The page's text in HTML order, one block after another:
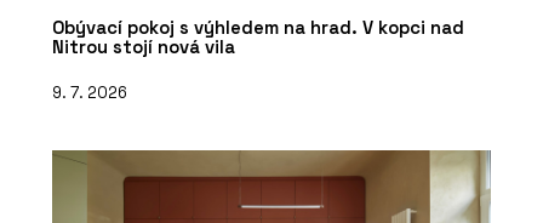
Obývací pokoj s výhledem na hrad. V kopci nad
Nitrou stojí nová vila
9. 7. 2026